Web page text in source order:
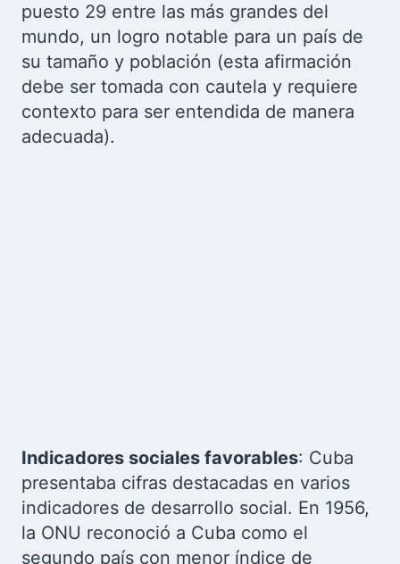
puesto 29 entre las más grandes del
mundo, un logro notable para un país de
su tamaño y población (esta afirmación
debe ser tomada con cautela y requiere
contexto para ser entendida de manera
adecuada).
Indicadores sociales favorables: Cuba
presentaba cifras destacadas en varios
indicadores de desarrollo social. En 1956,
la ONU reconoció a Cuba como el
segundo país con menor índice de